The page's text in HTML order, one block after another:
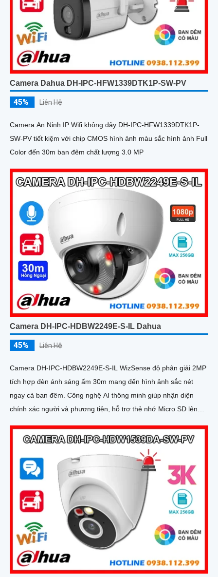
Camera Dahua DH-IPC-HFW1339DTK1P-SW-PV
45% Liên Hệ
Camera An Ninh IP Wifi không dây DH-IPC-HFW1339DTK1P-
SW-PV tiết kiệm với chip CMOS hình ảnh màu sắc hình ảnh Full
Color đến 30m ban đêm chất lượng 3.0 MP
Camera DH-IPC-HDBW2249E-S-IL Dahua
45% Liên Hệ
Camera DH-IPC-HDBW2249E-S-IL WizSense độ phân giải 2MP
tích hợp đèn ánh sáng ấm 30m mang đến hình ảnh sắc nét
ngay cả ban đêm. Công nghệ AI thông minh giúp nhận diện
chính xác người và phương tiện, hỗ trợ thẻ nhớ Micro SD lên